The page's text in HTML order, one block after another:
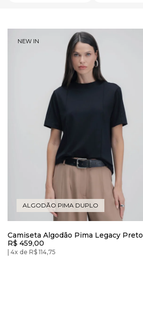
NEW IN
ALGODÃO PIMA DUPLO
Camiseta Algodão Pima Legacy Preto
R$ 459,00
4x de R$ 114,75